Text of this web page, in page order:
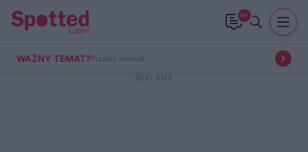
99+
WAŻNY TEMAT?Prześlij newsa!